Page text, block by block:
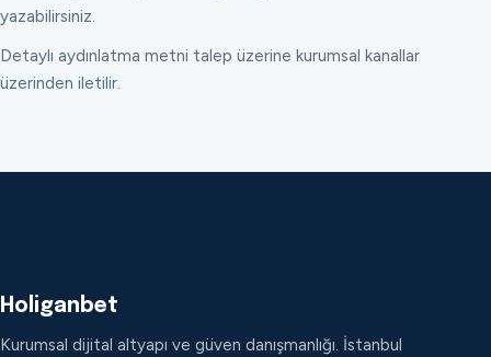
yazabilirsiniz.
Detaylı aydınlatma metni talep üzerine kurumsal kanallar
üzerinden iletilir.
Holiganbet
Kurumsal dijital altyapı ve güven danışmanlığı. İstanbul